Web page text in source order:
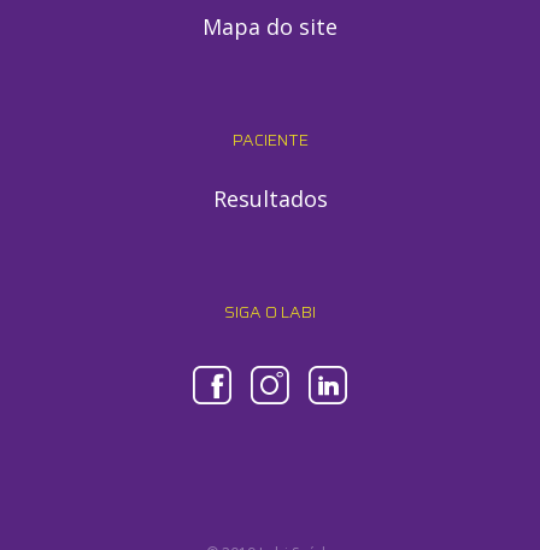
Mapa do site
PACIENTE
Resultados
SIGA O LABI